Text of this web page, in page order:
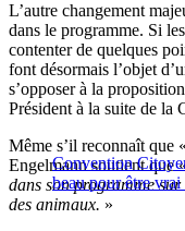
L’autre changement
dans le programme. Si
contenter de quelques
font désormais l’objet
s’opposer à la
Président à la suite de la
Convention
beau pour être vrai
Même s’il reconnaît que «
Engelmann soutient que
dans son programme
des animaux. »